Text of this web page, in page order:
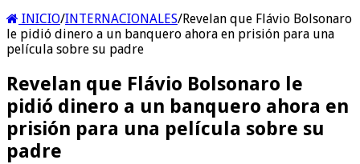
INICIO/INTERNACIONALES/Revelan que Flávio Bolsonaro
le pidió dinero a un banquero ahora en prisión para una
película sobre su padre
Revelan que Flávio Bolsonaro le
pidió dinero a un banquero ahora en
prisión para una película sobre su
padre